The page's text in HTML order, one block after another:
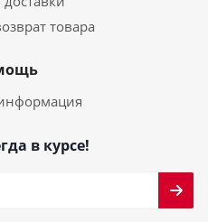
товара
в курсе!